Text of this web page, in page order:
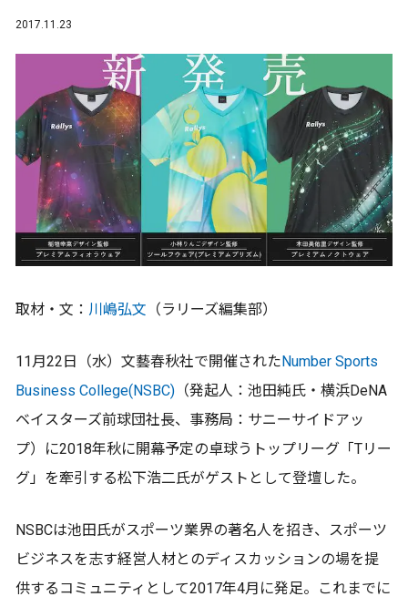
2017.11.23
取材・文： 川嶋弘文 （ラリーズ編集部）
11月22日（水）文藝春秋社で開催されたNumber Sports
Business College(NSBC) （発起人：池田純氏・横浜DeNA
ベイスターズ前球団社長、事務局：サニーサイドアッ
プ）に2018年秋に開幕予定の卓球うトップリーグ「Tリー
グ」を牽引する松下浩二氏がゲストとして登壇した。
NSBCは池田氏がスポーツ業界の著名人を招き、スポーツ
ビジネスを志す経営人材とのディスカッションの場を提
供するコミュニティとして2017年4月に発足。これまでに